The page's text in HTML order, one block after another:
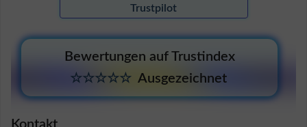
Trustpilot
Bewertungen auf Trustindex
☆☆☆☆☆ Ausgezeichnet
Kontakt